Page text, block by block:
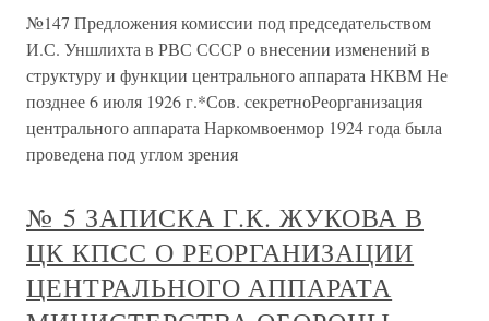
№147 Предложения комиссии под председательством
И.С. Уншлихта в РВС СССР о внесении изменений в
структуру и функции центрального аппарата НКВМ Не
позднее 6 июля 1926 г.*Сов. секретноРеорганизация
центрального аппарата Наркомвоенмор 1924 года была
проведена под углом зрения
№ 5 ЗАПИСКА Г.К. ЖУКОВА В
ЦК КПСС О РЕОРГАНИЗАЦИИ
ЦЕНТРАЛЬНОГО АППАРАТА